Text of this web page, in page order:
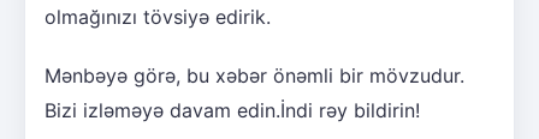
olmağınızı tövsiyə edirik.
Mənbəyə görə, bu xəbər önəmli bir mövzudur.
Bizi izləməyə davam edin.İndi rəy bildirin!